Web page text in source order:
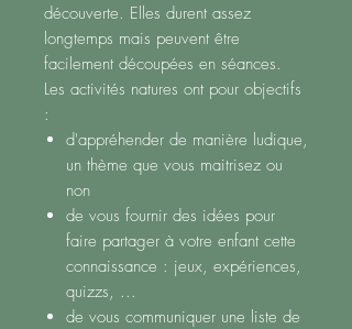
découverte. Elles durent assez
longtemps mais peuvent être
facilement découpées en séances.
Les activités natures ont pour objectifs
:
d'appréhender de manière ludique,
un thème que vous maitrisez ou
non
de vous fournir des idées pour
faire partager à votre enfant cette
connaissance : jeux, expériences,
quizzs, ...
de vous communiquer une liste de